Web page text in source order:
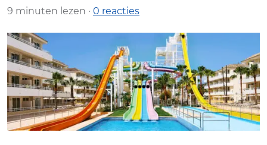
9 minuten lezen · 0 reacties